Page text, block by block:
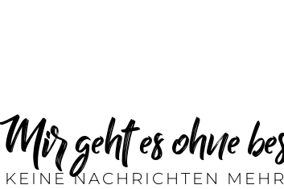
geht es ohne
NACHRICHTEN